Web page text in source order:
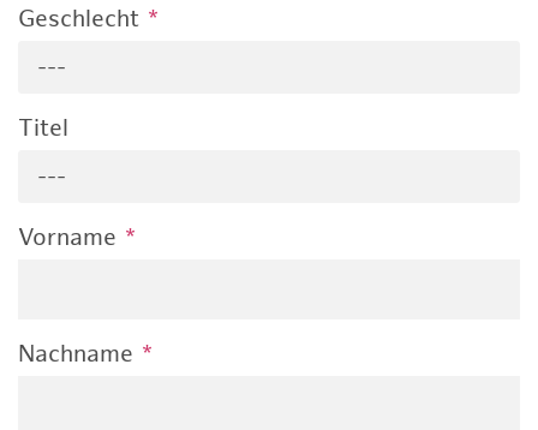
Geschlecht *
---
Titel
---
Vorname *
Nachname *